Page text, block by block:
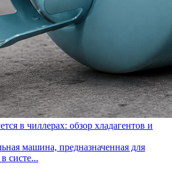
в чиллерах: обзор хладагентов и
машина, предназначенная для
систе...